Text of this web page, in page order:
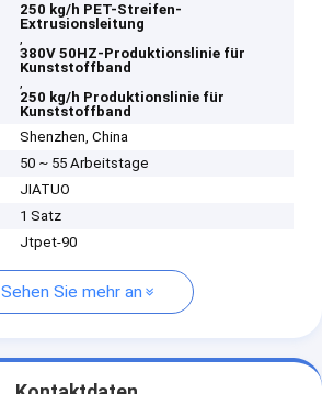
250 kg/h PET-Streifen-
Extrusionsleitung
,
380V 50HZ-Produktionslinie für
Kunststoffband
,
250 kg/h Produktionslinie für
Kunststoffband
Shenzhen, China
50 ~ 55 Arbeitstage
JIATUO
1 Satz
Jtpet-90
Sehen Sie mehr an